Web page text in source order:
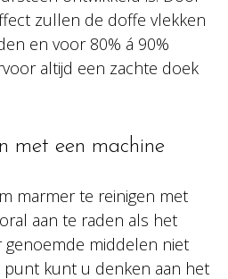
zullen de doffe vlekken
en voor 80% á 90%
altijd een zachte doek
met een machine
marmer te reinigen met
aan te raden als het
genoemde middelen niet
punt kunt u denken aan het